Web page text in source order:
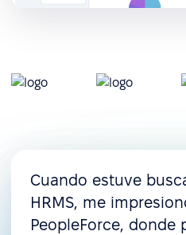
Cuando estuve
HRMS, me
PeopleForce, donde